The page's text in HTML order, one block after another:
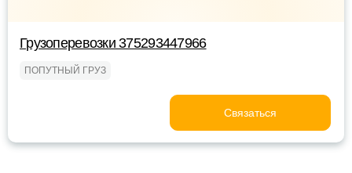
Грузоперевозки 375293447966
ПОПУТНЫЙ ГРУЗ
Связаться